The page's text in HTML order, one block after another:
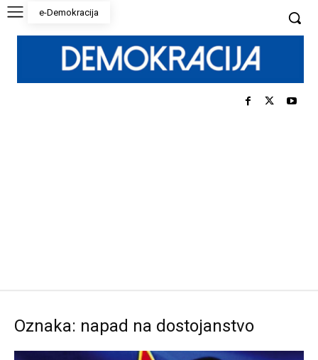
e-Demokracija
Oznaka: napad na dostojanstvo